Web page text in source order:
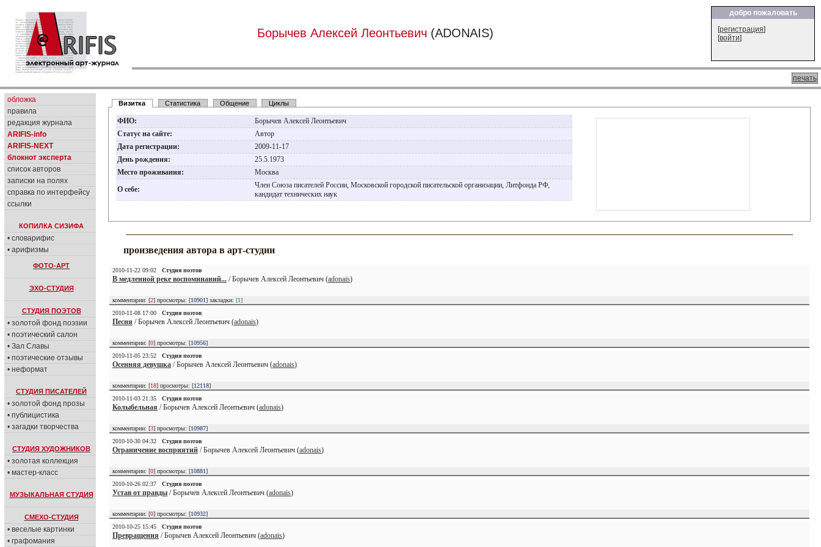
Борычев Алексей Леонтьевич (ADONAIS)
добро пожаловать
[регистрация]
[войти]
печать
обложка
правила
редакция журнала
ARIFIS-info
ARIFIS-NEXT
блокнот эксперта
список авторов
записки на полях
справка по интерфейсу
ссылки
КОПИЛКА СИЗИФА
• словарифис
• арифизмы
ФОТО-АРТ
ЭХО-СТУДИЯ
СТУДИЯ ПОЭТОВ
• золотой фонд поэзии
• поэтический салон
• Зал Славы
• поэтические отзывы
• неформат
СТУДИЯ ПИСАТЕЛЕЙ
• золотой фонд прозы
• публицистика
• загадки творчества
СТУДИЯ ХУДОЖНИКОВ
• золотая коллекция
• мастер-класс
МУЗЫКАЛЬНАЯ СТУДИЯ
СМЕХО-СТУДИЯ
• веселые картинки
• графомания
Визитка Статистика Общение Циклы
ФИО:
Борычев Алексей Леонтьевич
Статус на сайте:
Автор
Дата регистрации:
2009-11-17
День рождения:
25.5.1973
Место проживания:
Москва
О себе:
Член Союза писателей России, Московской городской писательской организации, Литфонда РФ,
кандидат технических наук
произведения автора в арт-студии
2010-11-22 09:02 Студия поэтов
В медленной реке воспоминаний... / Борычев Алексей Леонтьевич (adonais)
комментарии: [2] просмотры: [10901] закладки: [1]
2010-11-08 17:00
Студия поэтов
Песня / Борычев Алексей Леонтьевич (adonais)
комментарии: [0] просмотры: [10956]
2010-11-05 23:52
Студия поэтов
Осенняя девушка / Борычев Алексей Леонтьевич (adonais)
комментарии: [18] просмотры: [12118]
2010-11-03 21:35
Студия поэтов
Колыбельная / Борычев Алексей Леонтьевич (adonais)
комментарии: [3] просмотры: [10987]
2010-10-30 04:32
Студия поэтов
Ограничение восприятий / Борычев Алексей Леонтьевич (adonais)
комментарии: [0] просмотры: [10881]
2010-10-26 02:37
Студия поэтов
Устав от правды / Борычев Алексей Леонтьевич (adonais)
комментарии: [0] просмотры: [10932]
2010-10-25 15:45
Студия поэтов
Превращения / Борычев Алексей Леонтьевич (adonais)